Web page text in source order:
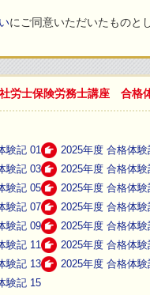
にご同意いただいたものと
労士保険労務士講座 合格
験記 01
2025年度 合格体験
験記 03
2025年度 合格体験
験記 05
2025年度 合格体験
験記 07
2025年度 合格体験
験記 09
2025年度 合格体験
験記 11
2025年度 合格体験
験記 13
2025年度 合格体験
験記 15